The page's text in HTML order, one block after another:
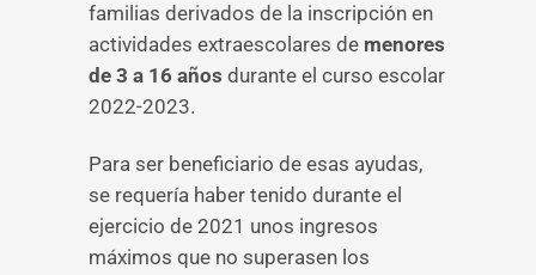
familias derivados de la inscripción en
actividades extraescolares de menores
de 3 a 16 años durante el curso escolar
2022-2023.
Para ser beneficiario de esas ayudas,
se requería haber tenido durante el
ejercicio de 2021 unos ingresos
máximos que no superasen los